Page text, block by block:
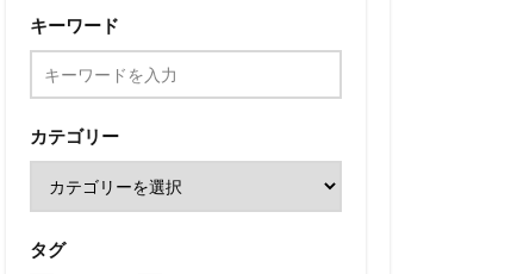
キーワード
カテゴリー
タグ